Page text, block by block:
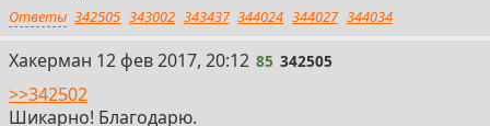
Ответы 342505 343002 343437 344024 344027 344034
Хакерман 85
12 фев 2017, 20:12 85 342505
>>342502
Шикарно! Благодарю.